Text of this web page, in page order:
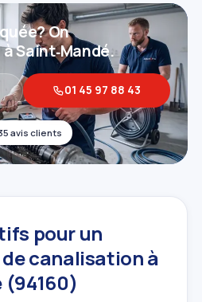
avis clients
On
Saint‑Mandé.
01 45 97 88 43
pour un
canalisation à
(94160)